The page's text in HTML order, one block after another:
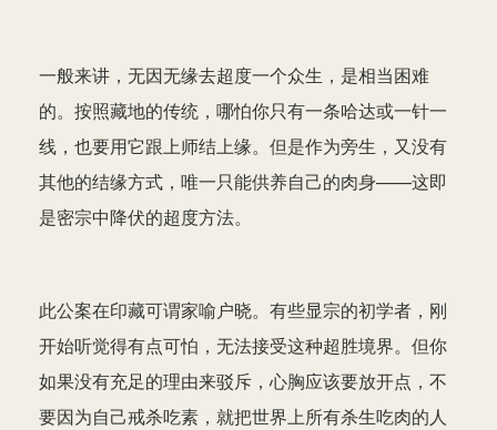
一般来讲，无因无缘去超度一个众生，是相当困难
的。按照藏地的传统，哪怕你只有一条哈达或一针一
线，也要用它跟上师结上缘。但是作为旁生，又没有
其他的结缘方式，唯一只能供养自己的肉身——这即
是密宗中降伏的超度方法。
此公案在印藏可谓家喻户晓。有些显宗的初学者，刚
开始听觉得有点可怕，无法接受这种超胜境界。但你
如果没有充足的理由来驳斥，心胸应该要放开点，不
要因为自己戒杀吃素，就把世界上所有杀生吃肉的人